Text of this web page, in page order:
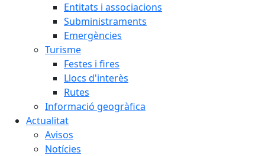
Entitats i associacions
Subministraments
Emergències
Turisme
Festes i fires
Llocs d'interès
Rutes
Informació geogràfica
Actualitat
Avisos
Notícies